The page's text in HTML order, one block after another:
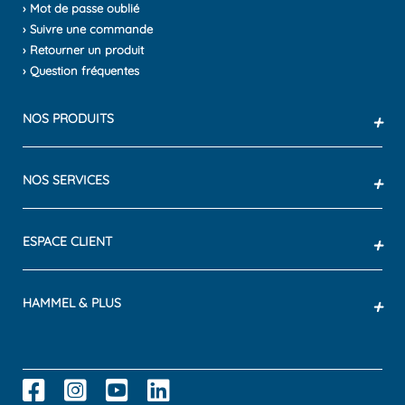
› Mot de passe oublié
› Suivre une commande
› Retourner un produit
› Question fréquentes
NOS PRODUITS +
NOS SERVICES +
ESPACE CLIENT +
HAMMEL & PLUS +